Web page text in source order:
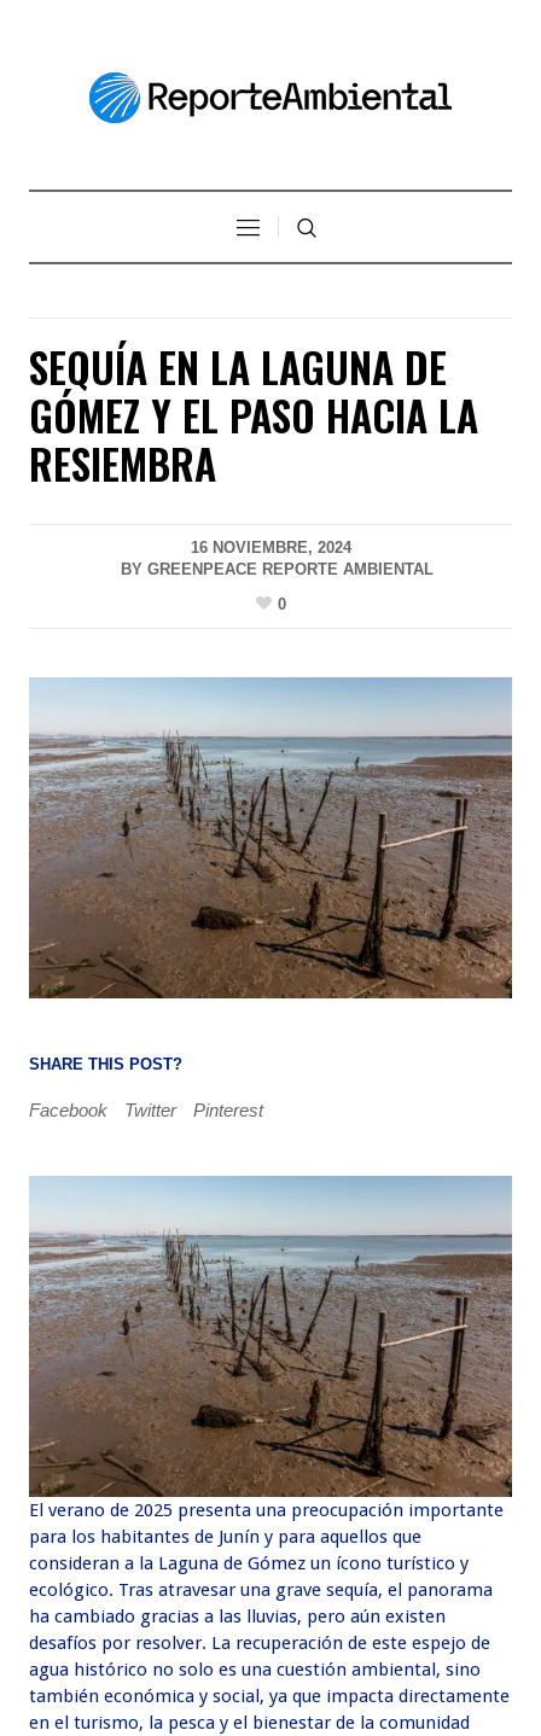
SEQUÍA EN LA LAGUNA DE
GÓMEZ Y EL PASO HACIA LA
RESIEMBRA
16 NOVIEMBRE, 2024
BY GREENPEACE REPORTE AMBIENTAL
0
SHARE THIS POST?
Facebook Twitter Pinterest
El verano de 2025 presenta una preocupación importante
para los habitantes de Junín y para aquellos que
consideran a la Laguna de Gómez un ícono turístico y
ecológico. Tras atravesar una grave sequía, el panorama
ha cambiado gracias a las lluvias, pero aún existen
desafíos por resolver. La recuperación de este espejo de
agua histórico no solo es una cuestión ambiental, sino
también económica y social, ya que impacta directamente
en el turismo, la pesca y el bienestar de la comunidad